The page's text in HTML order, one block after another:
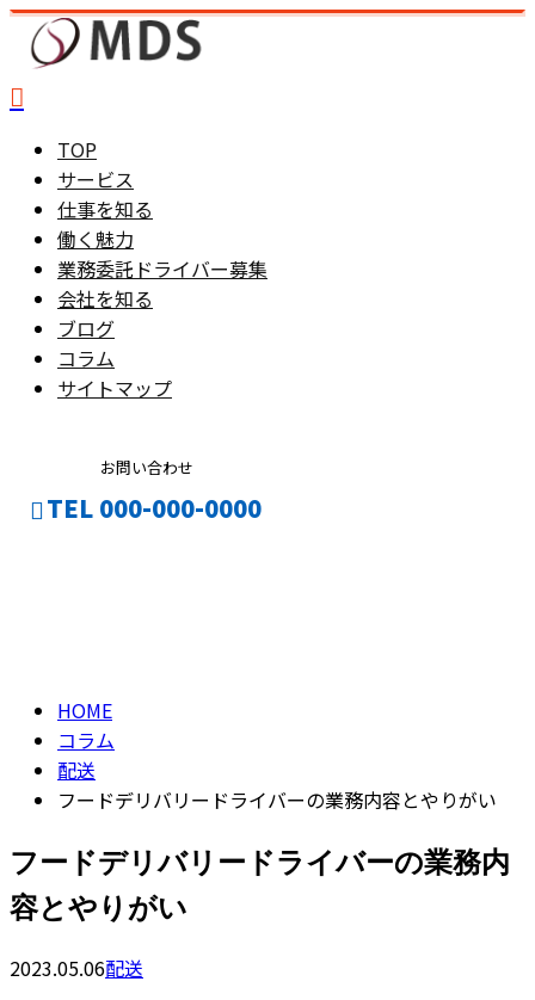
TOP
サービス
仕事を知る
働く魅力
業務委託ドライバー募集
会社を知る
ブログ
コラム
サイトマップ
お問い合わせ
TEL 000-000-0000
HOME
コラム
配送
フードデリバリードライバーの業務内容とやりがい
フードデリバリードライバーの業務内
容とやりがい
2023.05.06配送